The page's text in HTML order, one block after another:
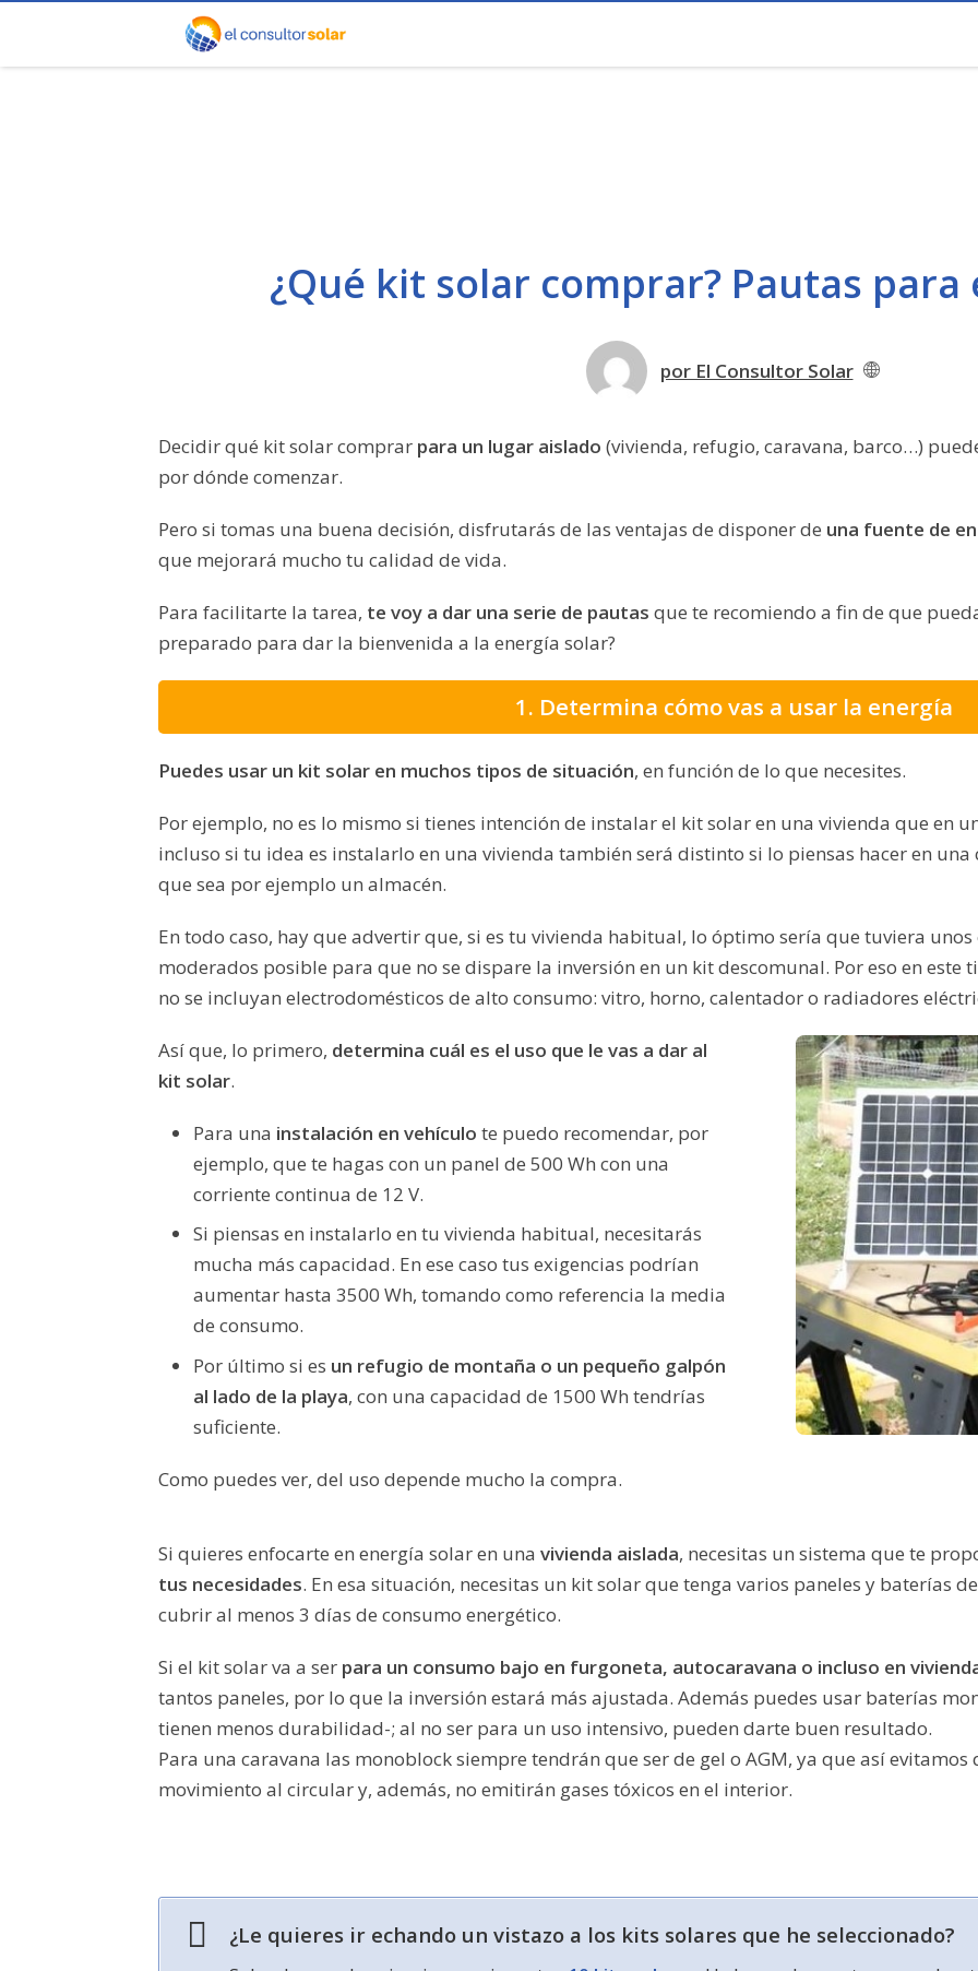
¿Qué kit solar comprar? Pautas para
por El Consultor Solar
Decidir qué kit solar comprar para un lugar aislado (vivienda, refugio, caravana, barco…)
por dónde comenzar.
Pero si tomas una buena decisión, disfrutarás de las ventajas de disponer de una fuente de
que mejorará mucho tu calidad de vida.
Para facilitarte la tarea, te voy a dar una serie de pautas que te recomiendo a fin de que
preparado para dar la bienvenida a la energía solar?
1. Determina cómo vas a usar la energía
Puedes usar un kit solar en muchos tipos de situación, en función de lo que necesites.
Por ejemplo, no es lo mismo si tienes intención de instalar el kit solar en una vivienda que en
incluso si tu idea es instalarlo en una vivienda también será distinto si lo piensas hacer en
que sea por ejemplo un almacén.
En todo caso, hay que advertir que, si es tu vivienda habitual, lo óptimo sería que tuviera
moderados posible para que no se dispare la inversión en un kit descomunal. Por eso en
no se incluyan electrodomésticos de alto consumo: vitro, horno, calentador o radiadores
Así que, lo primero, determina cuál es el uso que le vas a dar al
kit solar.
Para una instalación en vehículo te puedo recomendar, por
ejemplo, que te hagas con un panel de 500 Wh con una
corriente continua de 12 V.
Si piensas en instalarlo en tu vivienda habitual, necesitarás
mucha más capacidad. En ese caso tus exigencias podrían
aumentar hasta 3500 Wh, tomando como referencia la media
de consumo.
Por último si es un refugio de montaña o un pequeño galpón
al lado de la playa, con una capacidad de 1500 Wh tendrías
suficiente.
Como puedes ver, del uso depende mucho la compra.
Si quieres enfocarte en energía solar en una vivienda aislada, necesitas un sistema que te
tus necesidades. En esa situación, necesitas un kit solar que tenga varios paneles y baterías
cubrir al menos 3 días de consumo energético.
Si el kit solar va a ser para un consumo bajo en furgoneta, autocaravana o incluso en
tantos paneles, por lo que la inversión estará más ajustada. Además puedes usar baterías
tienen menos durabilidad-; al no ser para un uso intensivo, pueden darte buen resultado.
Para una caravana las monoblock siempre tendrán que ser de gel o AGM, ya que así
movimiento al circular y, además, no emitirán gases tóxicos en el interior.
¿Le quieres ir echando un vistazo a los kits solares que he seleccionado?